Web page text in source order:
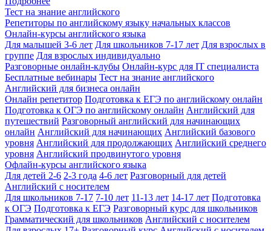
Тест на знание английского
Репетиторы по английскому языку начальных классов
Онлайн-курсы английского языка
Для малышей 3-6 лет Для школьников 7-17 лет Для взрослых в
группе Для взрослых индивидуально
Разговорные онлайн-клубы Онлайн-курс для IT специалиста
Бесплатные вебинары Тест на знание английского
Английский для бизнеса онлайн
Онлайн репетитор Подготовка к ЕГЭ по английскому онлайн
Подготовка к ОГЭ по английскому онлайн Английский для
путешествий Разговорный английский для начинающих
онлайн Английский для начинающих Английский базового
уровня Английский для продолжающих Английский среднего
уровня Английский продвинутого уровня
Офлайн-курсы английского языка
Для детей 2-6 2-3 года 4-6 лет Разговорный для детей
Английский с носителем
Для школьников 7-17 7-10 лет 11-13 лет 14-17 лет Подготовка
к ОГЭ Подготовка к ЕГЭ Разговорный курс для школьников
Грамматический для школьников Английский с носителем